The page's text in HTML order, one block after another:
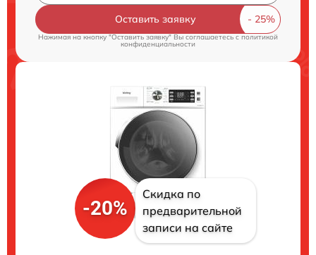
Оставить заявку
Нажимая на кнопку "Оставить заявку" Вы соглашаетесь cполитикой
конфиденциальности
-20%
Скидка по
предварительной
записи на сайте